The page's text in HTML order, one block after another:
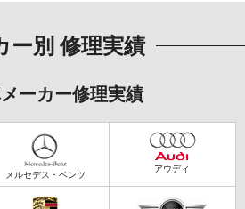
ー別 修理実績
ーカー修理実績
メルセデス・ベンツ アウディ